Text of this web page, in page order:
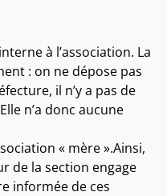
à l’association. La
: on ne dépose pas
il n’y a pas de
n’a donc aucune
« mère ».Ainsi,
de la section engage
informée de ces